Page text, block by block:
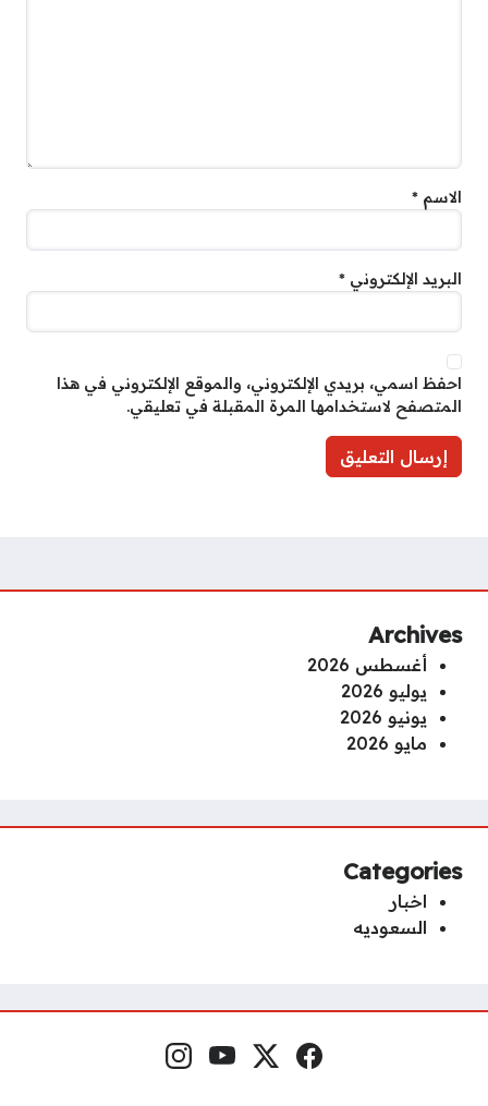
الاسم *
البريد الإلكتروني *
احفظ اسمي، بريدي الإلكتروني، والموقع الإلكتروني في هذا
المتصفح لاستخدامها المرة المقبلة في تعليقي.
Archives
أغسطس 2026
يوليو 2026
يونيو 2026
مايو 2026
Categories
اخبار
السعوديه
مواقع التواصل فيسبوكمنصة إكس
يوتيوبإنستغرام